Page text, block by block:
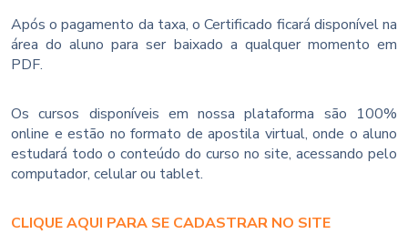
Após o pagamento da taxa, o Certificado ficará disponível na
área do aluno para ser baixado a qualquer momento em
PDF.
Os cursos disponíveis em nossa plataforma são 100%
online e estão no formato de apostila virtual, onde o aluno
estudará todo o conteúdo do curso no site, acessando pelo
computador, celular ou tablet.
CLIQUE AQUI PARA SE CADASTRAR NO SITE